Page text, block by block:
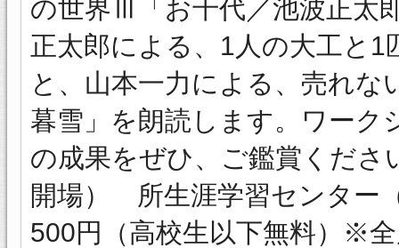
の世界Ⅲ「お千代／池波正太
正太郎による、1人の大工と
と、山本一力による、売れな
暮雪」を朗読します。ワーク
の成果をぜひ、ご鑑賞くださ
開場） 所生涯学習センター
500円（高校生以下無料）※